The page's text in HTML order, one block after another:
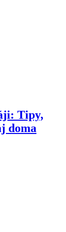
Tipy,
doma